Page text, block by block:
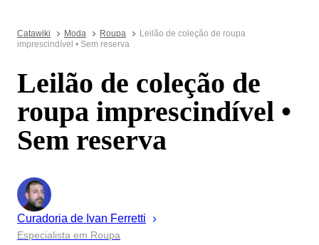
Catawiki Moda Roupa
Leilão de coleção de roupa
imprescindível • Sem reserva
Leilão de coleção de
roupa imprescindível •
Sem reserva
Curadoria de Ivan Ferretti
Especialista em Roupa